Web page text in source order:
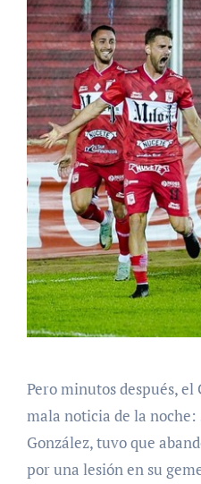
Pero minutos después,
mala noticia de la noche:
González, tuvo que
por una lesión en su